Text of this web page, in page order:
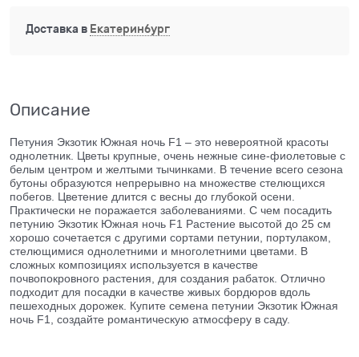
Доставка в Екатеринбург
Описание
Петуния Экзотик Южная ночь F1 – это невероятной красоты
однолетник. Цветы крупные, очень нежные сине-фиолетовые с
белым центром и желтыми тычинками. В течение всего сезона
бутоны образуются непрерывно на множестве стелющихся
побегов. Цветение длится с весны до глубокой осени.
Практически не поражается заболеваниями. С чем посадить
петунию Экзотик Южная ночь F1 Растение высотой до 25 см
хорошо сочетается с другими сортами петунии, портулаком,
стелющимися однолетними и многолетними цветами. В
сложных композициях используется в качестве
почвопокровного растения, для создания рабаток. Отлично
подходит для посадки в качестве живых бордюров вдоль
пешеходных дорожек. Купите семена петунии Экзотик Южная
ночь F1, создайте романтическую атмосферу в саду.